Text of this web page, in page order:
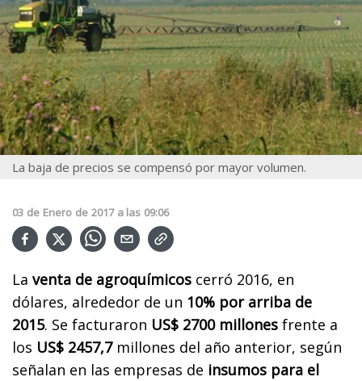
La baja de precios se compensó por mayor volumen.
03 de Enero de 2017 a las 09:06
La venta de agroquímicos cerró 2016, en
dólares, alrededor de un 10% por arriba de
2015. Se facturaron US$ 2700 millones frente a
los US$ 2457,7millones del año anterior, según
señalan en las empresas de insumos para el